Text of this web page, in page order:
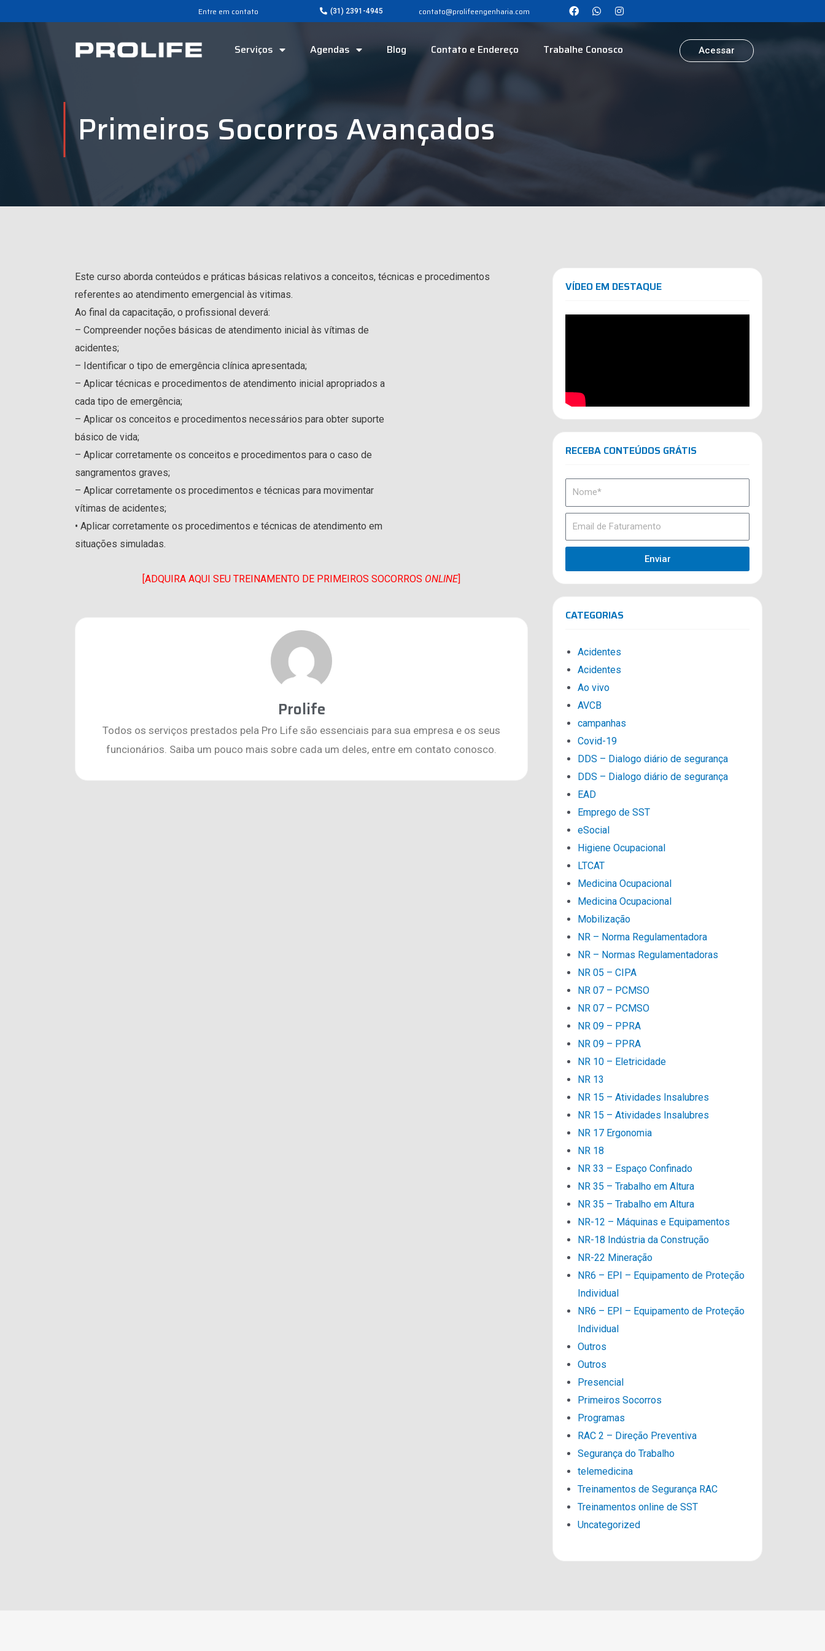
Entre em contato (31) 2391-4945 contato@prolifeengenharia.com
Serviços Agendas Blog Contato e Endereço Trabalhe Conosco Acessar
Primeiros Socorros Avançados
Este curso aborda conteúdos e práticas básicas relativos a conceitos, técnicas e procedimentos
referentes ao atendimento emergencial às vitimas.
Ao final da capacitação, o profissional deverá:
– Compreender noções básicas de atendimento inicial às vítimas de
acidentes;
– Identificar o tipo de emergência clínica apresentada;
– Aplicar técnicas e procedimentos de atendimento inicial apropriados a
cada tipo de emergência;
– Aplicar os conceitos e procedimentos necessários para obter suporte
básico de vida;
– Aplicar corretamente os conceitos e procedimentos para o caso de
sangramentos graves;
– Aplicar corretamente os procedimentos e técnicas para movimentar
vítimas de acidentes;
• Aplicar corretamente os procedimentos e técnicas de atendimento em
situações simuladas.
[ADQUIRA AQUI SEU TREINAMENTO DE PRIMEIROS SOCORROS ONLINE]
Prolife
Todos os serviços prestados pela Pro Life são essenciais para sua empresa e os seus
funcionários. Saiba um pouco mais sobre cada um deles, entre em contato conosco.
VÍDEO EM DESTAQUE
RECEBA CONTEÚDOS GRÁTIS
Enviar
CATEGORIAS
Acidentes
Acidentes
Ao vivo
AVCB
campanhas
Covid-19
DDS – Dialogo diário de segurança
DDS – Dialogo diário de segurança
EAD
Emprego de SST
eSocial
Higiene Ocupacional
LTCAT
Medicina Ocupacional
Medicina Ocupacional
Mobilização
NR – Norma Regulamentadora
NR – Normas Regulamentadoras
NR 05 – CIPA
NR 07 – PCMSO
NR 07 – PCMSO
NR 09 – PPRA
NR 09 – PPRA
NR 10 – Eletricidade
NR 13
NR 15 – Atividades Insalubres
NR 15 – Atividades Insalubres
NR 17 Ergonomia
NR 18
NR 33 – Espaço Confinado
NR 35 – Trabalho em Altura
NR 35 – Trabalho em Altura
NR-12 – Máquinas e Equipamentos
NR-18 Indústria da Construção
NR-22 Mineração
NR6 – EPI – Equipamento de Proteção
Individual
NR6 – EPI – Equipamento de Proteção
Individual
Outros
Outros
Presencial
Primeiros Socorros
Programas
RAC 2 – Direção Preventiva
Segurança do Trabalho
telemedicina
Treinamentos de Segurança RAC
Treinamentos online de SST
Uncategorized